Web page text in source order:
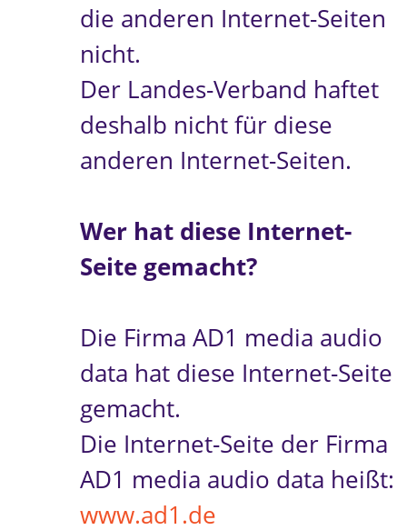
die anderen Internet-Seiten
nicht.
Der Landes-Verband haftet
deshalb nicht für diese
anderen Internet-Seiten.
Wer hat diese Internet-
Seite gemacht?
Die Firma AD1 media audio
data hat diese Internet-Seite
gemacht.
Die Internet-Seite der Firma
AD1 media audio data heißt:
www.ad1.de